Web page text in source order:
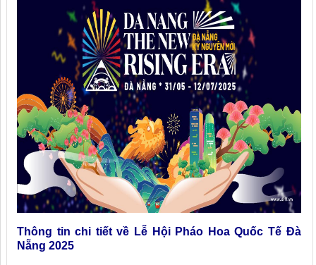
Thông tin chi tiết về Lễ Hội Pháo Hoa Quốc Tế Đà
Nẵng 2025